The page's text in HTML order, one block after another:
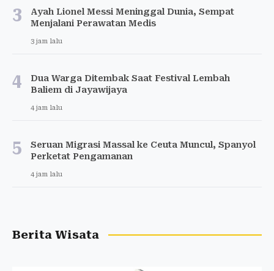
3
Ayah Lionel Messi Meninggal Dunia, Sempat
Menjalani Perawatan Medis
3 jam lalu
4
Dua Warga Ditembak Saat Festival Lembah
Baliem di Jayawijaya
4 jam lalu
5
Seruan Migrasi Massal ke Ceuta Muncul, Spanyol
Perketat Pengamanan
4 jam lalu
Berita Wisata